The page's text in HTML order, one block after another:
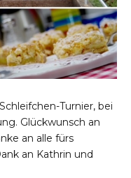
Turnier, bei
Glückwunsch an
an alle fürs
an Kathrin und